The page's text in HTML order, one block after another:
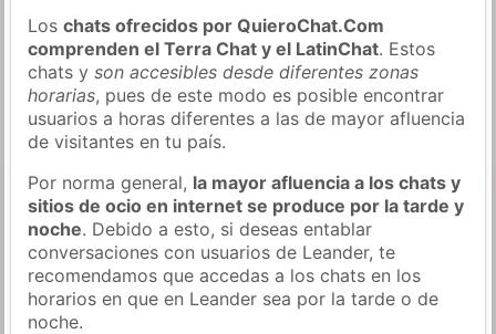
Loschats ofrecidos por QuieroChat.Com
comprenden el Terra Chat y el LatinChat. Estos
chats yson accesibles desde diferentes zonas
horarias, pues de este modo es posible encontrar
usuarios a horas diferentes a las de mayor afluencia
de visitantes en tu país.
Por norma general, la mayor afluencia a los chats y
sitios de ocio en internet se produce por la tarde y
noche. Debido a esto, si deseas entablar
conversaciones con usuarios de Leander, te
recomendamos que accedas a los chats en los
horarios en que en Leander sea por la tarde o de
noche.